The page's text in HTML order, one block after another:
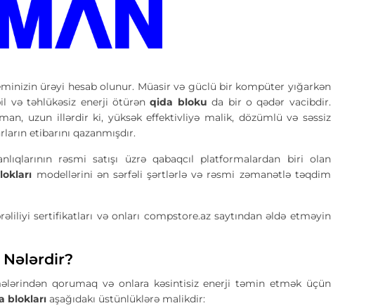
ürəyi hesab olunur. Müasir və güclü bir kompüter yığarkən
və təhlükəsiz enerji ötürənqida bloku da bir o qədər vacibdir.
uzun illərdir ki, yüksək effektivliyə malik, dözümlü və səssiz
etibarını qazanmışdır.
rəsmi satışı üzrə qabaqcıl platformalardan biri olan
modellərini ən sərfəli şərtlərlə və rəsmi zəmanətlə təqdim
sertifikatları və onları compstore.az saytından əldə etməyin
qorumaq və onlara kəsintisiz enerji təmin etmək üçün
blokları aşağıdakı üstünlüklərə malikdir: